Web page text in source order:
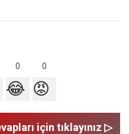
0 0
😂 😡
için tıklayınız ▷